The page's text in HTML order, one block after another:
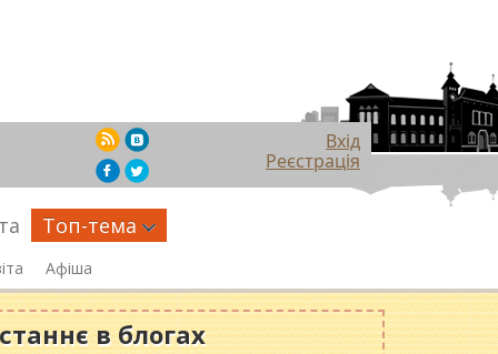
Вхід
Реєстрація
Топ-тема
Афіша
в блогах